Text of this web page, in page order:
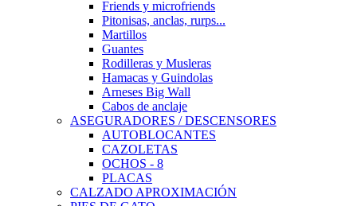
Friends y microfriends
Pitonisas, anclas, rurps...
Martillos
Guantes
Rodilleras y Musleras
Hamacas y Guindolas
Arneses Big Wall
Cabos de anclaje
ASEGURADORES / DESCENSORES
AUTOBLOCANTES
CAZOLETAS
OCHOS - 8
PLACAS
CALZADO APROXIMACIÓN